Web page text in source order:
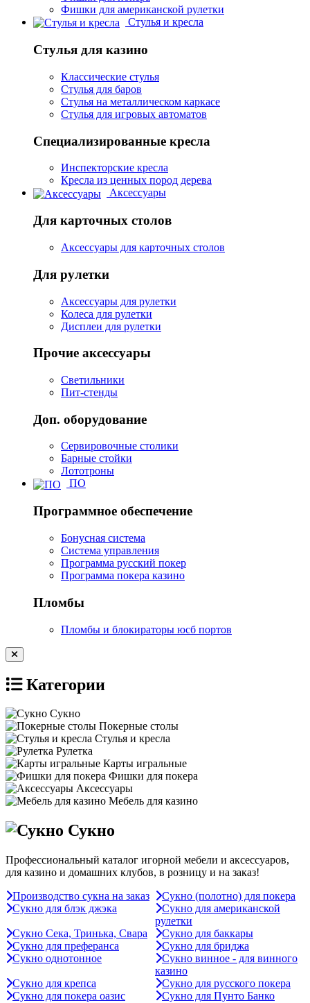
Фишки для американской рулетки
Стулья и кресла
Стулья для казино
Классические стулья
Стулья для баров
Стулья на металлическом каркасе
Стулья для игровых автоматов
Специализированные кресла
Инспекторские кресла
Кресла из ценных пород дерева
Аксессуары
Для карточных столов
Аксессуары для карточных столов
Для рулетки
Аксессуары для рулетки
Колеса для рулетки
Дисплеи для рулетки
Прочие аксессуары
Светильники
Пит-стенды
Доп. оборудование
Сервировочные столики
Барные стойки
Лототроны
ПО
Программное обеспечение
Бонусная система
Система управления
Программа русский покер
Программа покера казино
Пломбы
Пломбы и блокираторы юсб портов
Категории
Сукно
Покерные столы
Стулья и кресла
Рулетка
Карты игральные
Фишки для покера
Аксессуары
Мебель для казино
Сукно
Профессиональный каталог игорной мебели и аксессуаров,
для казино и домашних клубов, в розницу и на заказ!
Производство сукна на заказ
Сукно (полотно) для покера
Сукно для блэк джэка
Сукно для американской
рулетки
Сукно Сека, Тринька, Свара
Сукно для баккары
Сукно для преферанса
Сукно для бриджа
Сукно однотонное
Сукно винное - для винного
казино
Сукно для крепса
Сукно для русского покера
Сукно для покера оазис
Сукно для Пунто Банко